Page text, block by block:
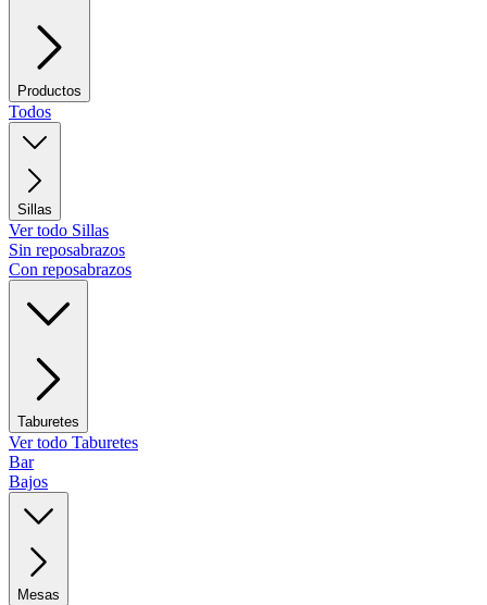
Productos
Todos
Sillas
Ver todo Sillas
Sin reposabrazos
Con reposabrazos
Taburetes
Ver todo Taburetes
Bar
Bajos
Mesas